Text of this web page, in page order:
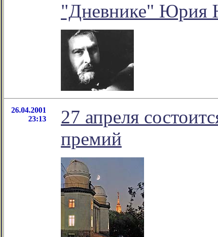
"Дневнике" Юрия
26.04.2001
23:13
27 апреля
премий